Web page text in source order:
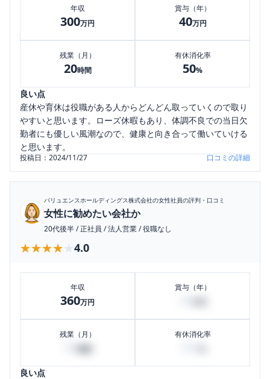
年収
300万円
賞与（年）
40万円
残業（月）
20時間
有休消化率
50%
良い点
産休や育休は役職がある人からどんどん取っていくので取り
やすいと思います。ローズ休暇もあり、体調不良での当日欠
勤者にも優しい風潮なので、健康と向き合って働いていける
と思います。
投稿日：2024/11/27 口コミの詳細
バリュエンスホールディングス株式会社の女性社員の評判・口コミ
女性に勧めたい会社か
20代後半/正社員 /法人営業/役職なし
★★★★★
★★★★★ 4.0
年収
360万円
賞与（年）
残業（月） 有休消化率
良い点